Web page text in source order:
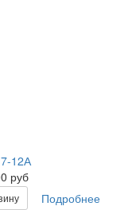
12А
руб
Подробнее